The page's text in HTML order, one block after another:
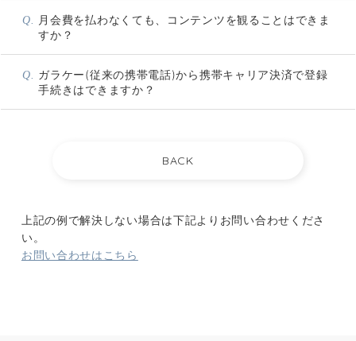
Q.
月会費を払わなくても、コンテンツを観ることはできま
すか？
Q. ガラケー(従来の携帯電話)から携帯キャリア決済で登録
手続きはできますか？
上記の例で解決しない場合は下記よりお問い合わせくださ
い。
お問い合わせはこちら